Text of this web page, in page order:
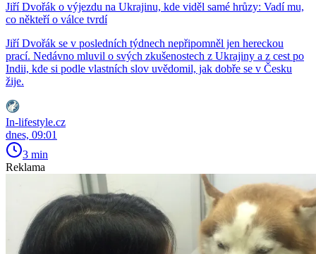
Jiří Dvořák o výjezdu na Ukrajinu, kde viděl samé hrůzy: Vadí mu,
co někteří o válce tvrdí
Jiří Dvořák se v posledních týdnech nepřipomněl jen hereckou
prací. Nedávno mluvil o svých zkušenostech z Ukrajiny a z cest po
Indii, kde si podle vlastních slov uvědomil, jak dobře se v Česku
žije.
In-lifestyle.cz
dnes, 09:01
3 min
Reklama